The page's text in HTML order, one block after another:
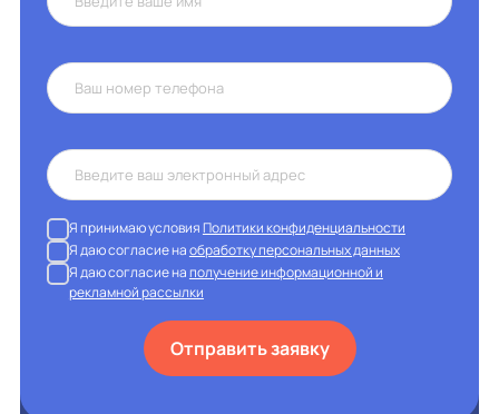
Я принимаю условияПолитики конфиденциальности
Я даю согласие наобработку персональных данных
Я даю согласие наполучение информационной и
рекламной рассылки
Отправить заявку